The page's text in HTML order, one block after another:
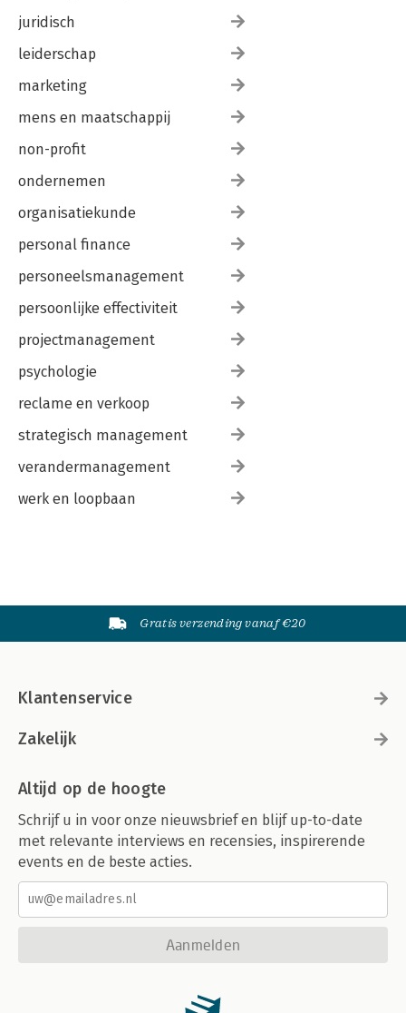
juridisch
leiderschap
marketing
mens en maatschappij
non-profit
ondernemen
organisatiekunde
personal finance
personeelsmanagement
persoonlijke effectiviteit
projectmanagement
psychologie
reclame en verkoop
strategisch management
verandermanagement
werk en loopbaan
Gratis verzending vanaf €20
Klantenservice
Zakelijk
Altijd op de hoogte
Schrijf u in voor onze nieuwsbrief en blijf up-to-date
met relevante interviews en recensies, inspirerende
events en de beste acties.
Aanmelden